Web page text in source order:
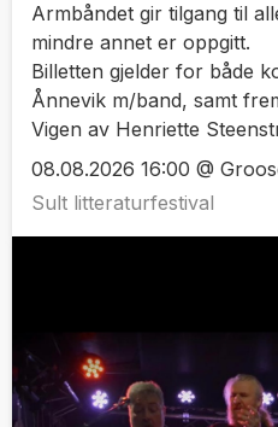
Armbåndet gir tilgang til
mindre annet er oppgitt.
Billetten gjelder for både
Ånnevik m/band, samt
Vigen av Henriette
08.08.2026 16:00 @
Sult litteraturfestival